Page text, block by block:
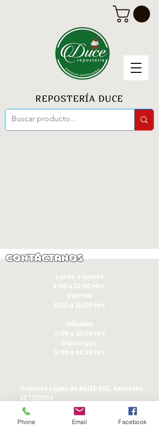
REPOSTERÍA DUCE
Contáctanos
Lunes a Jueves
8:00 a 17:00 Hrs.
Viernes
8:00 a 16:00 Hrs​
Sábados
9:00 a 16:30 Hrs
Domingos
9:00 a 14:30 Hrs
Antonia López de Bello 653, Recoleta
22 7355054
22 7375725
+56 9 75224598
ducereposteria@gmail.com
Phone Email Facebook